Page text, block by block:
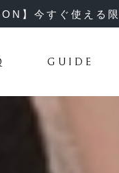
】今すぐ使える
GUIDE